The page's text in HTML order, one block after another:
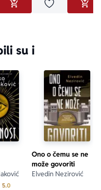
omiljene
DODAJ U KORPU
Dodaj u
su i
5.0
Ono o čemu se ne
može govoriti
Elvedin Nezirović